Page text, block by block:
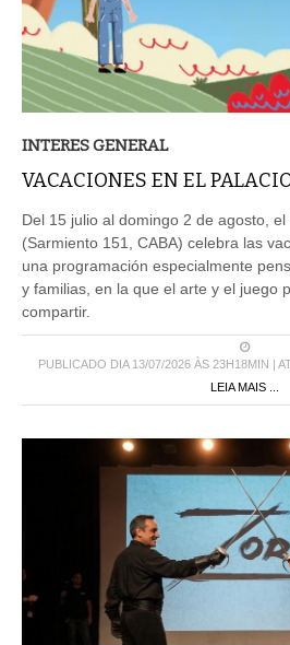
INTERES GENERAL
VACACIONES EN EL
Del 15 julio al domingo 2 de agosto,
(Sarmiento 151, CABA) celebra las
una programación especialmente
y familias, en la que el arte y el juego
compartir.
PUBLICADO DIA 13/07/2026 ÀS 23H18MIN |
LEIA MAIS ...